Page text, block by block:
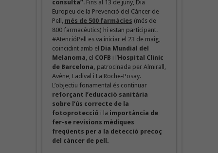
consulta”. Fins al 13 de juny, Dia
Europeu de la Prevenció del Càncer de
Pell, més de 500 farmàcies (més de
800 farmacèutics) hi estan participant.
#AtencióPell es va iniciar el 23 de maig,
coincidint amb el Dia Mundial del
Melanoma , el COFB i l’Hospital Clínic
de Barcelona, patrocinada per Almirall,
Avène, Ladival i La Roche-Posay.
L’objectiu fonamental és continuar
reforçant l’educació sanitària
sobre l’ús correcte de la
fotoprotecció i la importància de
fer-se revisions mèdiques
freqüents per a la detecció precoç
del càncer de pell.